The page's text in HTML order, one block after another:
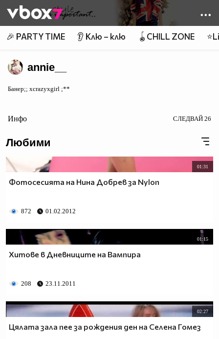
👾
🎉 PARTY TIME 👂 Клю – клю 🪀CHILL ZONE
annie__
Банер;; xcrazyxgirl ;**
Инфо СЛЕДВАЙ 26
Любими
01:31
Фотосесията на Нина Добрев за Nylon
872 01.02.2012
01:15
Хитове в Дневниците на Вампира
208 23.11.2011
02:27
Цялата зала пее за рождения ден на Селена Гомез